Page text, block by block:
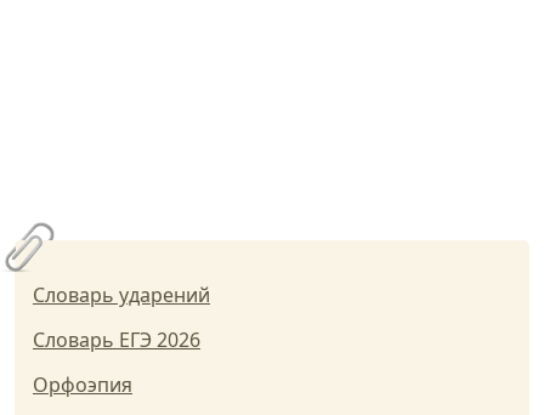
Словарь ударений
Словарь ЕГЭ 2026
Орфоэпия